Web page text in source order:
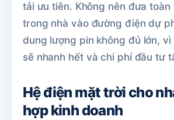
tải ưu tiên. Không nên đưa toàn
trong nhà vào đường điện dự
dung lượng pin không đủ lớn,
sẽ nhanh hết và chi phí đầu tư
Hệ điện mặt trời cho
hợp kinh doanh